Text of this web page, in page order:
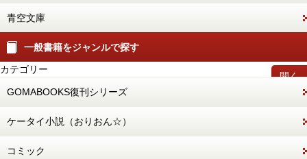
青空文庫
一般書籍をジャンルで探す
開く
カテゴリー
GOMABOOKS復刊シリーズ
ケータイ小説（おりおん☆）
コミック